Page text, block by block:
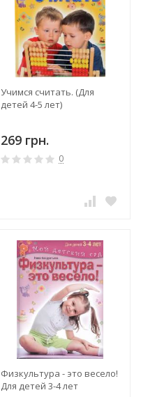
Учимся считать. (Для
детей 4-5 лет)
269 грн.
0
Физкультура - это весело!
Для детей 3-4 лет